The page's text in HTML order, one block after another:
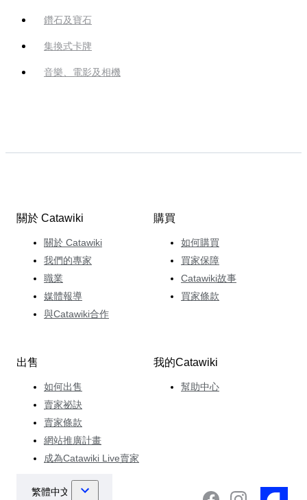
鑽石及寶石
集換式卡牌
音樂、電影及相機
關於 Catawiki
關於 Catawiki
我們的專家
職業
媒體報導
與Catawiki合作
購買
如何購買
買家保障
Catawiki故事
買家條款
出售
如何出售
賣家祕訣
賣家條款
網站推廣計畫
成為Catawiki Live賣家
我的Catawiki
幫助中心